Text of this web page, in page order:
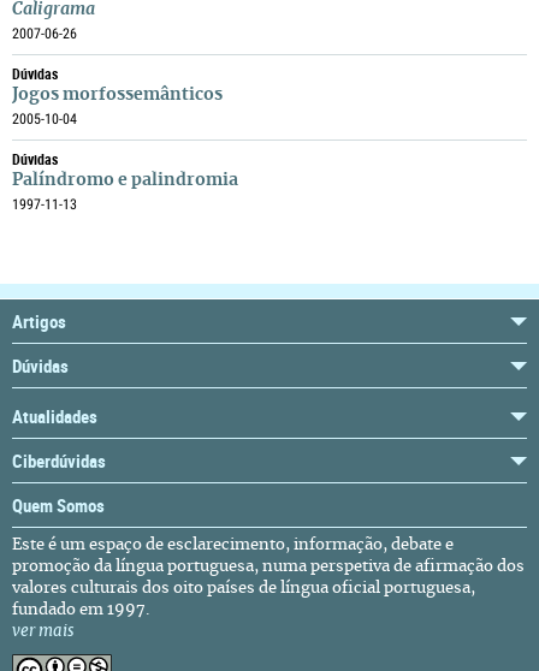
Caligrama
2007-06-26
Dúvidas
Jogos morfossemânticos
2005-10-04
Dúvidas
Palíndromo e palindromia
1997-11-13
Artigos
Dúvidas
Atualidades
Ciberdúvidas
Quem Somos
Este é um espaço de esclarecimento, informação, debate e
promoção da língua portuguesa, numa perspetiva de afirmação dos
valores culturais dos oito países de língua oficial portuguesa,
fundado em 1997.
ver mais